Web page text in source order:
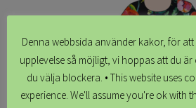
Denna webbsida använder kakor, för
upplevelse så möjligt, vi hoppas att du
du välja blockera. • This website uses
experience. We'll assume you're ok with